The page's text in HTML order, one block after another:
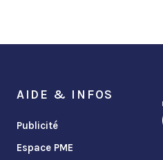
AIDE & INFOS
Publicité
Espace PME